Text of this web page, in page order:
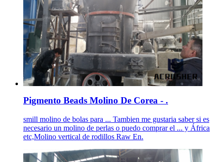
Pigmento Beads Molino De Corea - .
smill molino de bolas para ... Tambien me gustaria saber si es
necesario un molino de perlas o puedo comprar el ... y África
etc,Molino vertical de rodillos Raw En.